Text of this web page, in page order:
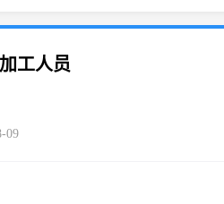
工人员
09